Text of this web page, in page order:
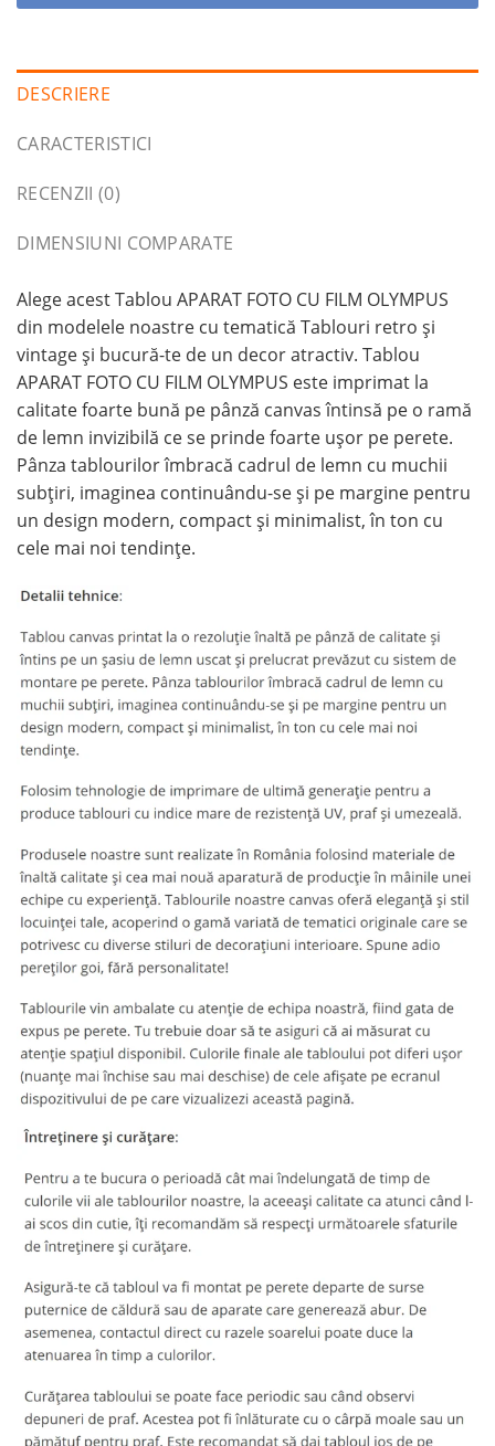
DESCRIERE
CARACTERISTICI
RECENZII (0)
DIMENSIUNI COMPARATE
Alege acest Tablou APARAT FOTO CU FILM OLYMPUS
din modelele noastre cu tematică Tablouri retro și
vintage și bucură-te de un decor atractiv. Tablou
APARAT FOTO CU FILM OLYMPUS este imprimat la
calitate foarte bună pe pânză canvas întinsă pe o ramă
de lemn invizibilă ce se prinde foarte ușor pe perete.
Pânza tablourilor îmbracă cadrul de lemn cu muchii
subțiri, imaginea continuându-se și pe margine pentru
un design modern, compact și minimalist, în ton cu
cele mai noi tendințe.